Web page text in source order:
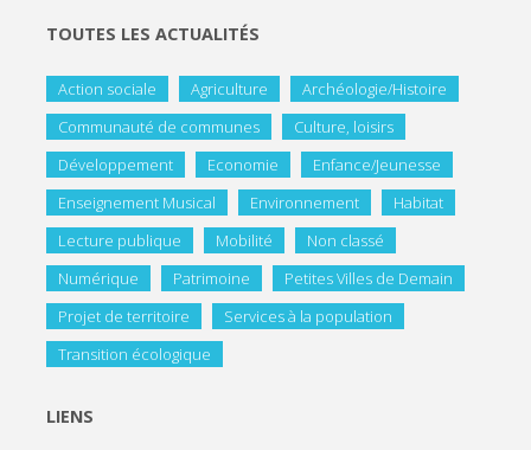
TOUTES LES ACTUALITÉS
Action sociale Agriculture
Archéologie/Histoire
Communauté de communes
Culture, loisirs
Développement
Economie
Enfance/Jeunesse
Enseignement Musical
Environnement
Habitat
Lecture publique
Mobilité
Non classé
Numérique
Patrimoine
Petites Villes de Demain
Projet de territoire
Services à la population
Transition écologique
LIENS